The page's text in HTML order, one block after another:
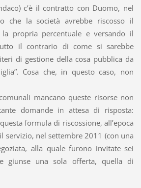
c’è il contratto con Duomo, nel
che la società avrebbe riscosso il
propria percentuale e versando il
il contrario di come si sarebbe
di gestione della cosa pubblica da
Cosa che, in questo caso, non
mancano queste risorse non
domande in attesa di risposta:
formula di riscossione, all’epoca
servizio, nel settembre 2011 (con una
alla quale furono invitate sei
giunse una sola offerta, quella di